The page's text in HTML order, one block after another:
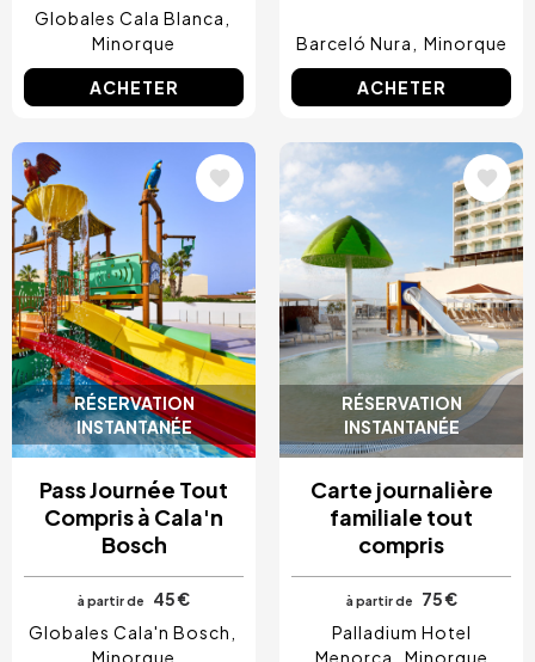
Globales Cala Blanca
Minorque
ACHETER
Barceló Nura Minorque
ACHETER
RÉSERVATION
INSTANTANÉE
Image
Pass Journée Tout
Compris à Cala'n
Bosch
à partir de
45 €
Globales Cala'n Bosch
Minorque
RÉSERVATION
INSTANTANÉE
Image
Carte journalière
familiale tout
compris
à partir de
75 €
Palladium Hotel
Menorca
Minorque